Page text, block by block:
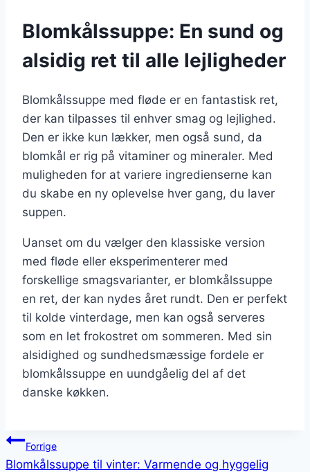
Blomkålssuppe: En sund og
alsidig ret til alle lejligheder
Blomkålssuppe med fløde er en fantastisk ret,
der kan tilpasses til enhver smag og lejlighed.
Den er ikke kun lækker, men også sund, da
blomkål er rig på vitaminer og mineraler. Med
muligheden for at variere ingredienserne kan
du skabe en ny oplevelse hver gang, du laver
suppen.
Uanset om du vælger den klassiske version
med fløde eller eksperimenterer med
forskellige smagsvarianter, er blomkålssuppe
en ret, der kan nydes året rundt. Den er perfekt
til kolde vinterdage, men kan også serveres
som en let frokostret om sommeren. Med sin
alsidighed og sundhedsmæssige fordele er
blomkålssuppe en uundgåelig del af det
danske køkken.
Indlægsnavigation
Forrige
Blomkålssuppe til vinter: Varmende og hyggelig